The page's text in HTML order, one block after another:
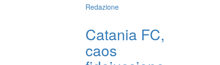
Redazione
Catania FC,
caos